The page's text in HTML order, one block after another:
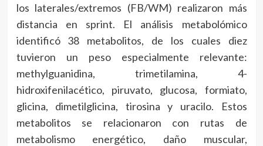
los laterales/extremos (FB/WM) realizaron más
distancia en sprint. El análisis metabolómico
identificó 38 metabolitos, de los cuales diez
tuvieron un peso especialmente relevante:
methylguanidina, trimetilamina, 4-
hidroxifenilacético, piruvato, glucosa, formiato,
glicina, dimetilglicina, tirosina y uracilo. Estos
metabolitos se relacionaron con rutas de
metabolismo energético, daño muscular,